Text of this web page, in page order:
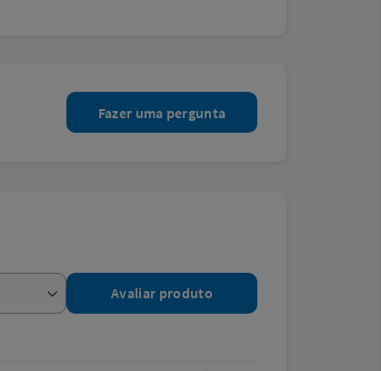
Fazer uma pergunta
Avaliar produto